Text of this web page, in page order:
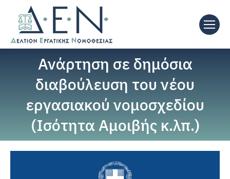
Ανάρτηση σε δημόσια
διαβούλευση του νέου
εργασιακού νομοσχεδίου
(Ισότητα Αμοιβής κ.λπ.)